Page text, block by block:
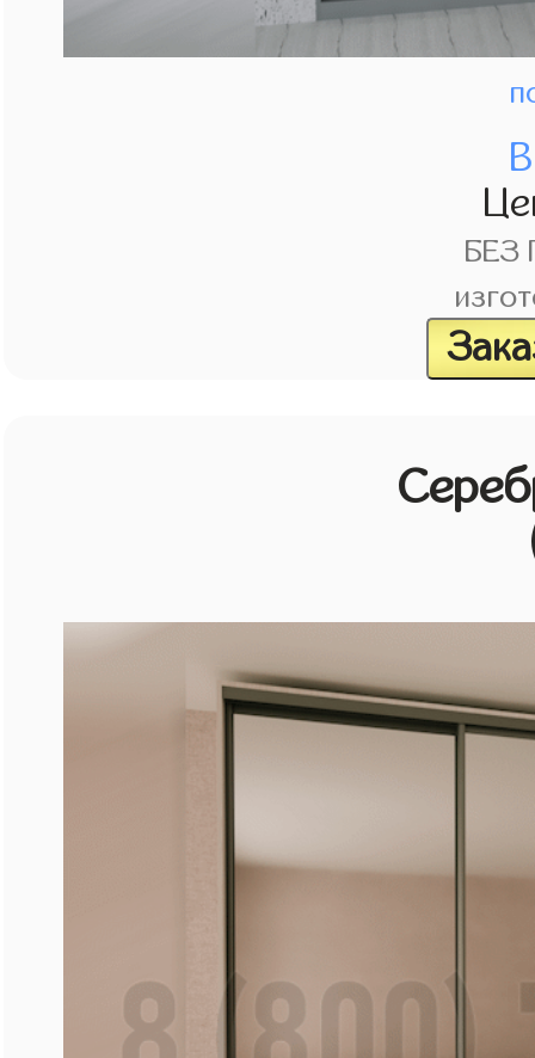
БЕЗ